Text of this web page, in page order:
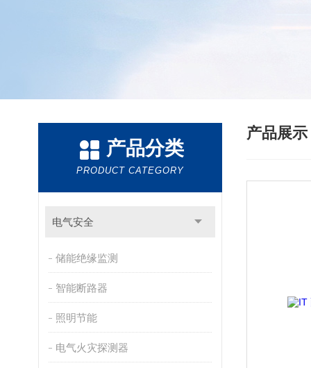
产品分类
PRODUCT CATEGORY
电气安全
储能绝缘监测
智能断路器
照明节能
电气火灾探测器
产品展示